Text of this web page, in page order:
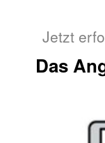
Jetzt
Das